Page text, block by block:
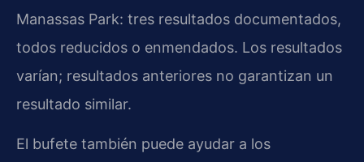
Manassas Park: tres resultados documentados,
todos reducidos o enmendados. Los resultados
varían; resultados anteriores no garantizan un
resultado similar.
El bufete también puede ayudar a los